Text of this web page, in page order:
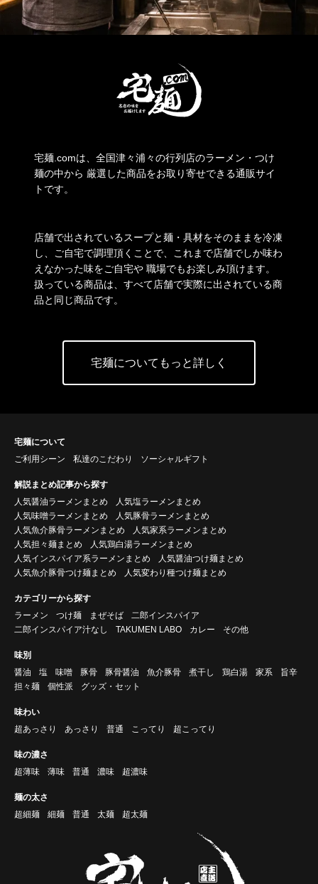
宅麺.comは、全国津々浦々の行列店のラーメン・つけ
麺の中から 厳選した商品をお取り寄せできる通販サイ
トです。
店舗で出されているスープと麺・具材をそのままを冷凍
し、ご自宅で調理頂くことで、これまで店舗でしか味わ
えなかった味をご自宅や 職場でもお楽しみ頂けます。
扱っている商品は、すべて店舗で実際に出されている商
品と同じ商品です。
宅麺についてもっと詳しく
宅麺について
ご利用シーン
私達のこだわり ソーシャルギフト
解説まとめ記事から探す
人気醤油ラーメンまとめ
人気塩ラーメンまとめ
人気味噌ラーメンまとめ
人気豚骨ラーメンまとめ
人気魚介豚骨ラーメンまとめ
人気家系ラーメンまとめ
人気担々麺まとめ
人気鶏白湯ラーメンまとめ
人気インスパイア系ラーメンまとめ
人気醤油つけ麺まとめ
人気魚介豚骨つけ麺まとめ
人気変わり種つけ麺まとめ
カテゴリーから探す
ラーメン
つけ麺 まぜそば
二郎インスパイア
二郎インスパイア汁なし
TAKUMEN LABO カレー その他
味別
醤油
塩 味噌 豚骨 豚骨醤油 魚介豚骨 煮干し 鶏白湯 家系
旨辛
担々麺
個性派 グッズ・セット
味わい
超あっさり
あっさり 普通 こってり 超こってり
味の濃さ
超薄味
薄味 普通 濃味 超濃味
麺の太さ
超細麺
細麺 普通 太麺 超太麺